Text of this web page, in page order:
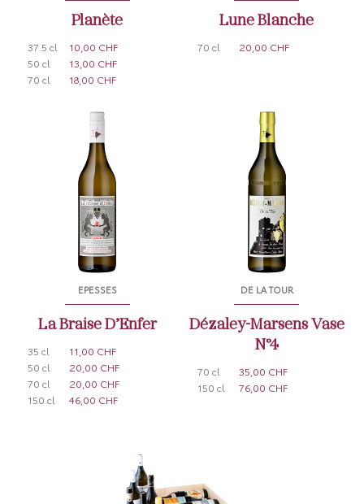
Planète
37.5 cl
10,00 CHF
50 cl
13,00 CHF
70 cl
18,00 CHF
Lune Blanche
70 cl 20,00 CHF
EPESSES
La Braise D’Enfer
35 cl
11,00 CHF
50 cl
20,00 CHF
70 cl
20,00 CHF
150 cl
46,00 CHF
DE LA TOUR
Dézaley-Marsens Vase
N°4
70 cl
35,00 CHF
150 cl
76,00 CHF